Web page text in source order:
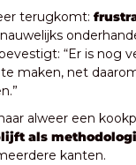
terugkomt:
“Er is nog
maken, net
alweer een
als
kanten.